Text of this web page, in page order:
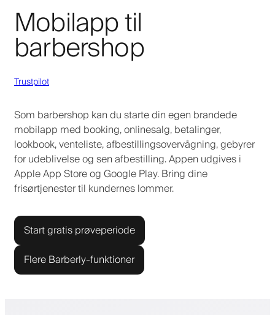
Mobilapp til
barbershop
Trustpilot
Som barbershop kan du starte din egen brandede
mobilapp med booking, onlinesalg, betalinger,
lookbook, venteliste, afbestillingsovervågning, gebyrer
for udeblivelse og sen afbestilling. Appen udgives i
Apple App Store og Google Play. Bring dine
frisørtjenester til kundernes lommer.
Start gratis prøveperiode
Flere Barberly-funktioner